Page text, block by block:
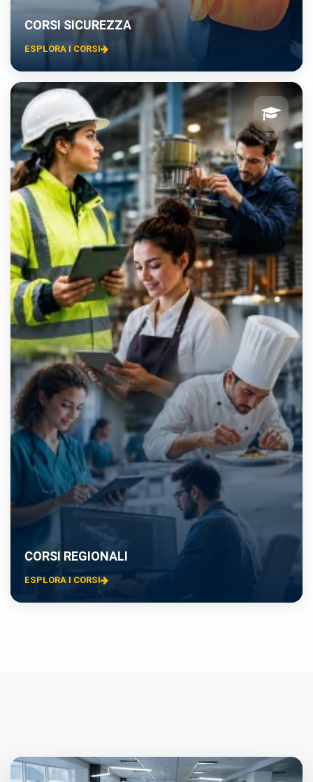
CORSI SICUREZZA
ESPLORA I CORSI
CORSI REGIONALI
ESPLORA I CORSI
Cookie necessari Sempre attivi
Indispensabili al funzionamento del sito (sessione,